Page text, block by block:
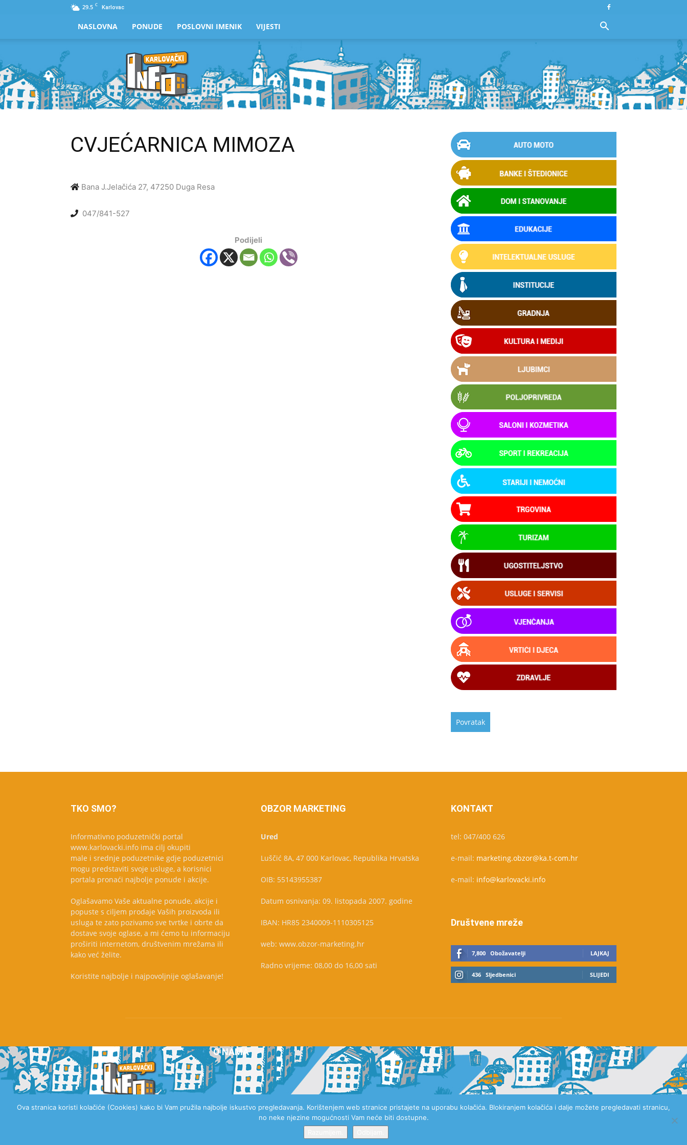
29.5 C Karlovac
NASLOVNA PONUDE POSLOVNI IMENIK VIJESTI
Karlovački
CVJEĆARNICA MIMOZA
Bana J.Jelačića 27, 47250 Duga Resa
047/841-527
Podijeli
TKO SMO?
Informativno poduzetnički portal
www.karlovacki.info ima cilj okupiti
male i srednje poduzetnike gdje poduzetnici
mogu predstaviti svoje usluge, a korisnici
portala pronaći najbolje ponude i akcije.
Oglašavamo Vaše aktualne ponude, akcije i
popuste s ciljem prodaje Vaših proizvoda ili
usluga te zato pozivamo sve tvrtke i obrte da
dostave svoje oglase, a mi ćemo tu informaciju
proširiti internetom, društvenim mrežama ili
kako već želite.
Koristite najbolje i najpovoljnije oglašavanje!
OBZOR MARKETING
Ured
Luščić 8A, 47 000 Karlovac, Republika Hrvatska
OIB: 55143955387
Datum osnivanja: 09. listopada 2007. godine
IBAN: HR85 2340009-1110305125
web: www.obzor-marketing.hr
Radno vrijeme: 08,00 do 16,00 sati
KONTAKT
tel: 047/400 626
e-mail: marketing.obzor@ka.t-com.hr
e-mail: info@karlovacki.info
Društvene mreže
7,800 Obožavatelji LAJKAJ
436 Sljedbenici SLIJEDI
O NAMA
Ova stranica koristi kolačiće (Cookies) kako bi Vam pružila najbolje iskustvo pregledavanja. Korištenjem web stranice pristajete na uporabu kolačića. Blokiranjem kolačića i dalje možete pregledavati stranicu,
no neke njezine mogućnosti Vam neće biti dostupne.